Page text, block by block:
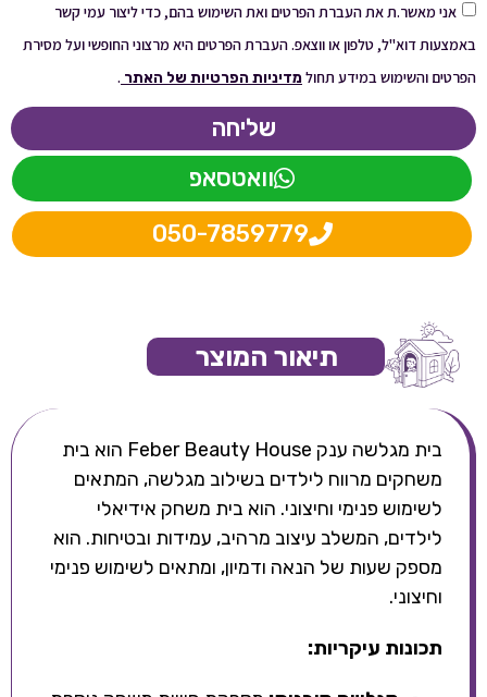
אני מאשר.ת את העברת הפרטים ואת השימוש בהם, כדי ליצור עמי קשר
באמצעות דוא"ל, טלפון או ווצאפ. העברת הפרטים היא מרצוני החופשי ועל מסירת
הפרטים והשימוש במידע תחולמדיניות הפרטיות של האתר .
שליחה
וואטסאפ
050-7859779
תיאור המוצר
בית מגלשה ענק Feber Beauty House הוא בית
משחקים מרווח לילדים בשילוב מגלשה, המתאים
לשימוש פנימי וחיצוני. הוא בית משחק אידיאלי
לילדים, המשלב עיצוב מרהיב, עמידות ובטיחות. הוא
מספק שעות של הנאה ודמיון, ומתאים לשימוש פנימי
וחיצוני.
תכונות עיקריות: